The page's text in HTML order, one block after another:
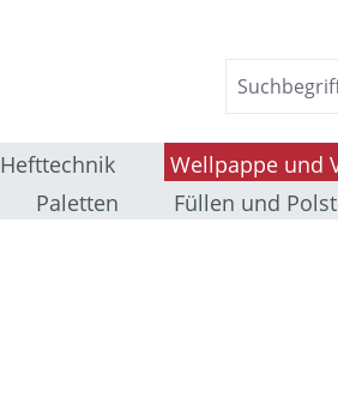
Hefttechnik Wellpappe und
Paletten Füllen und